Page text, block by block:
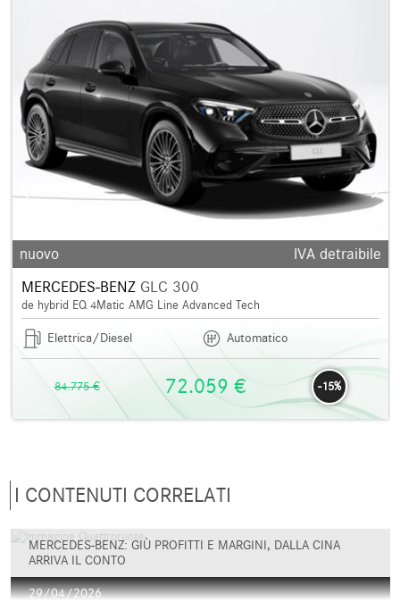
nuovo
IVA detraibile
MERCEDES-BENZGLC 300
de hybrid EQ 4Matic AMG Line Advanced Tech
Elettrica/Diesel Automatico
84.775 € -15%
72.059 €
I CONTENUTI CORRELATI
MERCEDES-BENZ: GIÙ PROFITTI E MARGINI, DALLA CINA
ARRIVA IL CONTO
29/04/2026